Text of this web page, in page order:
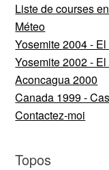
Liste de courses
Méteo
Yosemite 2004 -
Yosemite 2002 -
Aconcagua 2000
Canada 1999 -
Contactez-moi
Topos